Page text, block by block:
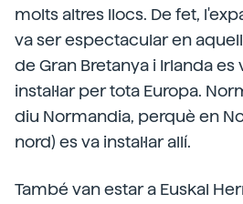
molts altres llocs. De fet,
va ser espectacular en
de Gran Bretanya i Irlanda
instal·lar per tota Europa.
diu Normandia, perquè en
nord) es va instal·lar allí.
També van estar a Euskal